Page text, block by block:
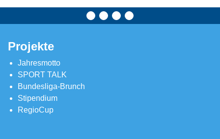
Projekte
Jahresmotto
SPORT TALK
Bundesliga-Brunch
Stipendium
RegioCup